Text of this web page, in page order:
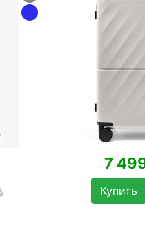
7
Купить